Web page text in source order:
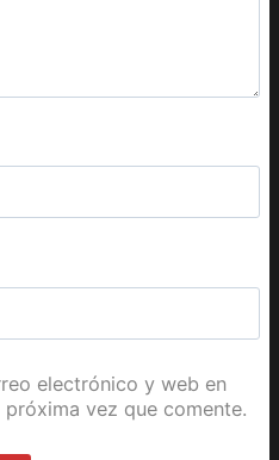
electrónico y web en
vez que comente.